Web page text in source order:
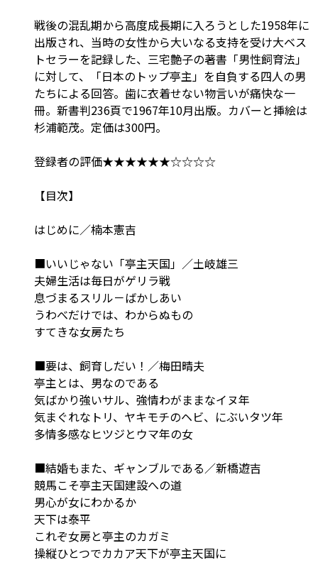
戦後の混乱期から高度成長期に入ろうとした1958年に
出版され、当時の女性から大いなる支持を受け大ベス
トセラーを記録した、三宅艶子の著書「男性飼育法」
に対して、「日本のトップ亭主」を自負する四人の男
たちによる回答。歯に衣着せない物言いが痛快な一
冊。新書判236頁で1967年10月出版。カバーと挿絵は
杉浦範茂。定価は300円。
登録者の評価★★★★★★☆☆☆☆
【目次】
はじめに／楠本憲吉
■いいじゃない「亭主天国」／土岐雄三
夫婦生活は毎日がゲリラ戦
息づまるスリル－ばかしあい
うわべだけでは、わからぬもの
すてきな女房たち
■要は、飼育しだい！／梅田晴夫
亭主とは、男なのである
気ばかり強いサル、強情わがままなイヌ年
気まぐれなトリ、ヤキモチのヘビ、にぶいタツ年
多情多感なヒツジとウマ年の女
■結婚もまた、ギャンブルである／新橋遊吉
競馬こそ亭主天国建設への道
男心が女にわかるか
天下は泰平
これぞ女房と亭主のカガミ
操縦ひとつでカカア天下が亭主天国に